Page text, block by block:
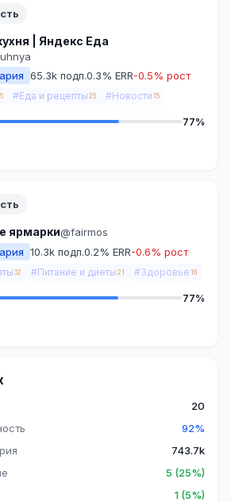
| Яндекс Еда
65.3k подп.0.3% ERR-0.5% рост
#Еда и рецепты 25 #Новости 15
77%
ярмарки@fairmos
10.3k подп.0.2% ERR-0.6% рост
32 #Питание и диеты 21 #Здоровье 16
77%
20
92%
743.7k
5 (25%)
1 (5%)